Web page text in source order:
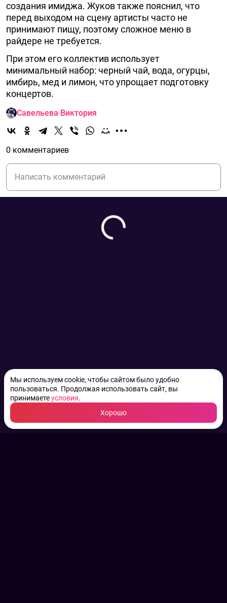
Мы используем cookie, чтобы сайтом было удобно
пользоваться. Продолжая использовать сайт, вы
принимаетеусловия.
Хорошо
создания имиджа. Жуков также пояснил, что
перед выходом на сцену артисты часто не
принимают пищу, поэтому сложное меню в
райдере не требуется.
При этом его коллектив использует
минимальный набор: черный чай, вода, огурцы,
имбирь, мед и лимон, что упрощает подготовку
концертов.
Савельева Виктория
0 комментариев